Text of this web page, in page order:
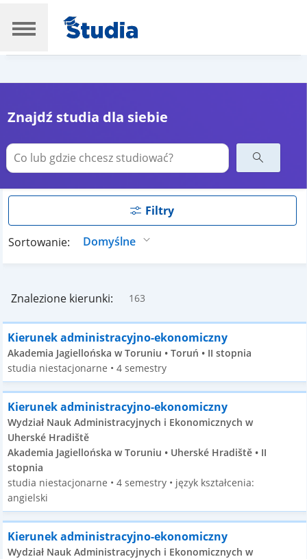
Znajdź studia dla siebie
Filtry
Sortowanie:
Znalezione kierunki: 163
Kierunek administracyjno-ekonomiczny
Akademia Jagiellońska w Toruniu • Toruń • II stopnia
studia niestacjonarne • 4 semestry
Kierunek administracyjno-ekonomiczny
Wydział Nauk Administracyjnych i Ekonomicznych w
Uherské Hradiště
Akademia Jagiellońska w Toruniu • Uherské Hradiště • II
stopnia
studia niestacjonarne • 4 semestry • język kształcenia:
angielski
Kierunek administracyjno-ekonomiczny
Wydział Nauk Administracyjnych i Ekonomicznych w